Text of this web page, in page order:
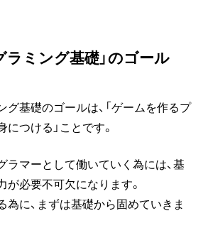
ラミング基礎」のゴール
基礎のゴールは、「ゲームを作るプ
つける」ことです。
ラマーとして働いていく為には、基
必要不可欠になります。
為に、まずは基礎から固めていきま